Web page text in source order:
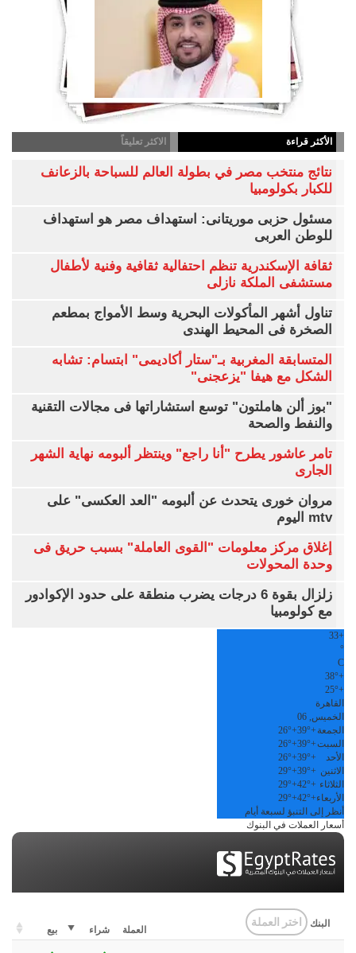
الأكثر قراءة الاكثر تعليقاً
نتائج منتخب مصر في بطولة العالم للسباحة بالزعانف
للكبار بكولومبيا
مسئول حزبى موريتانى: استهداف مصر هو استهداف
للوطن العربى
ثقافة الإسكندرية تنظم احتفالية ثقافية وفنية لأطفال
مستشفى الملكة نازلى
تناول أشهر المأكولات البحرية وسط الأمواج بمطعم
الصخرة فى المحيط الهندى
المتسابقة المغربية بـ"ستار أكاديمى" ابتسام: تشابه
الشكل مع هيفا "يزعجنى"
"بوز ألن هاملتون" توسع استشاراتها فى مجالات التقنية
والنفط والصحة
تامر عاشور يطرح "أنا راجع" وينتظر ألبومه نهاية الشهر
الجارى
مروان خورى يتحدث عن ألبومه "العد العكسى" على
mtv اليوم
إغلاق مركز معلومات "القوى العاملة" بسبب حريق فى
وحدة المحولات
زلزال بقوة 6 درجات يضرب منطقة على حدود الإكوادور
مع كولومبيا
+
33
°
C
+
38°
+
25°
القاهرة
الخميس, 06
الجمعة +
39°
+
26°
السبت+
39°
+
26°
الأحد
+
39°
+
26°
الاثنين +
39°
+
29°
الثلاثاء +
42°
+
29°
الأربعاء+
42°
+
29°
أنظر إلى التنبؤ لسبعة أيام
أسعار العملات في البنوك